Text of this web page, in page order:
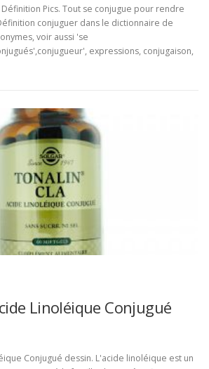
Pics. Tout se conjugue pour rendre
conjuguer dans le dictionnaire de
voir aussi 'se
expressions, conjugaison,
Linoléique Conjugué
Conjugué dessin. L'acide linoléique est un